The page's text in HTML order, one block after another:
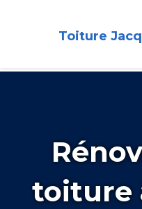
Toiture
toiture